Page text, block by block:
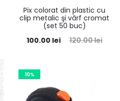
Pix colorat din plastic cu
clip metalic şi vârf cromat
(set 50 buc)
120.00lei
100.00 lei
10%